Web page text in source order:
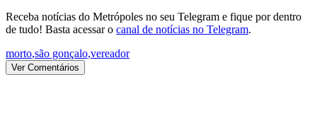
Receba notícias do Metrópoles no seu Telegram e fique por dentro
de tudo! Basta acessar o canal de notícias no Telegram.
morto,são gonçalo,vereador
Ver Comentários